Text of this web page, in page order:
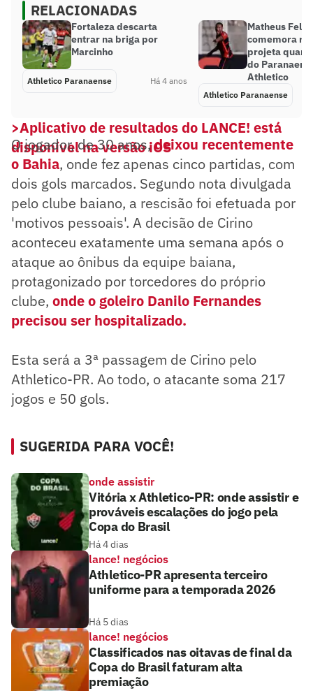
RELACIONADAS
Fortaleza descarta
entrar na briga por
Marcinho
Athletico Paranaense Há 4 anos
Matheus
comemora
projeta
do
Athletico
Athletico Paranaense
>Aplicativo de resultados do LANCE! está
disponível na versão iOS
O jogador, de 30 anos,deixou recentemente
o Bahia, onde fez apenas cinco partidas, com
dois gols marcados. Segundo nota divulgada
pelo clube baiano, a rescisão foi efetuada por
'motivos pessoais'. A decisão de Cirino
aconteceu exatamente uma semana após o
ataque ao ônibus da equipe baiana,
protagonizado por torcedores do próprio
clube, onde o goleiro Danilo Fernandes
precisou ser hospitalizado.
Esta será a 3ª passagem de Cirino pelo
Athletico-PR. Ao todo, o atacante soma 217
jogos e 50 gols.
SUGERIDA PARA VOCÊ!
onde assistir
Vitória x Athletico-PR: onde assistir e
prováveis escalações do jogo pela
Copa do Brasil
Há 4 dias
lance! negócios
Athletico-PR apresenta terceiro
uniforme para a temporada 2026
Há 5 dias
lance! negócios
Classificados nas oitavas de final da
Copa do Brasil faturam alta
premiação